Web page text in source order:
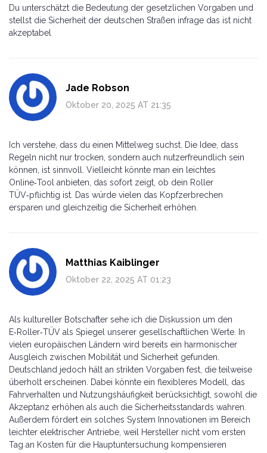
Du unterschätzt die Bedeutung der gesetzlichen Vorgaben und
stellst die Sicherheit der deutschen Straßen infrage das ist nicht
akzeptabel
Jade Robson
Oktober 20, 2025 AT 21:35
Ich verstehe, dass du einen Mittelweg suchst. Die Idee, dass
Regeln nicht nur trocken, sondern auch nutzerfreundlich sein
können, ist sinnvoll. Vielleicht könnte man ein leichtes
Online‑Tool anbieten, das sofort zeigt, ob dein Roller
TÜV‑pflichtig ist. Das würde vielen das Kopfzerbrechen
ersparen und gleichzeitig die Sicherheit erhöhen.
Matthias Kaiblinger
Oktober 22, 2025 AT 01:23
Als kultureller Botschafter sehe ich die Diskussion um den
E‑Roller‑TÜV als Spiegel unserer gesellschaftlichen Werte. In
vielen europäischen Ländern wird bereits ein harmonischer
Ausgleich zwischen Mobilität und Sicherheit gefunden.
Deutschland jedoch hält an strikten Vorgaben fest, die teilweise
überholt erscheinen. Dabei könnte ein flexibleres Modell, das
Fahrverhalten und Nutzungshäufigkeit berücksichtigt, sowohl die
Akzeptanz erhöhen als auch die Sicherheitsstandards wahren.
Außerdem fördert ein solches System Innovationen im Bereich
leichter elektrischer Antriebe, weil Hersteller nicht vom ersten
Tag an Kosten für die Hauptuntersuchung kompensieren